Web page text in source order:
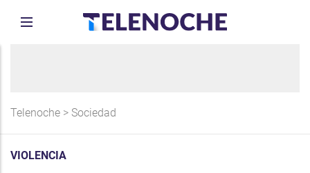
Telenoche > Sociedad
VIOLENCIA